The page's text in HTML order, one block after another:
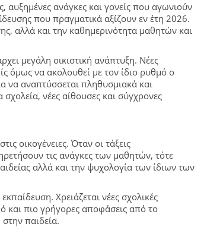
αυξημένες ανάγκες και γονείς που αγωνιούν
που πραγματικά αξίζουν εν έτη 2026.
αλλά και την καθημερινότητα μαθητών και
μεγάλη οικιστική ανάπτυξη. Νέες
όμως να ακολουθεί με τον ίδιο ρυθμό ο
να αναπτύσσεται πληθυσμιακά και
νέες αίθουσες και σύγχρονες
οικογένειες. Όταν οι τάξεις
τις ανάγκες των μαθητών, τότε
αλλά και την ψυχολογία των ίδιων των
Χρειάζεται νέες σχολικές
και πιο γρήγορες αποφάσεις από το
παιδεία.